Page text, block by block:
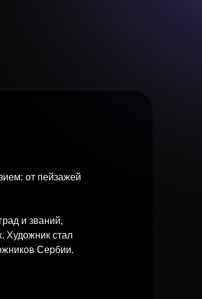
от пейзажей
и званий,
Художник стал
Сербии.